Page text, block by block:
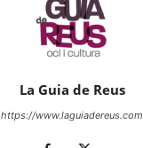
La Guia de Reus
https://www.laguiadereus.com